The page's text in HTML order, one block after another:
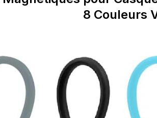
8 Couleurs